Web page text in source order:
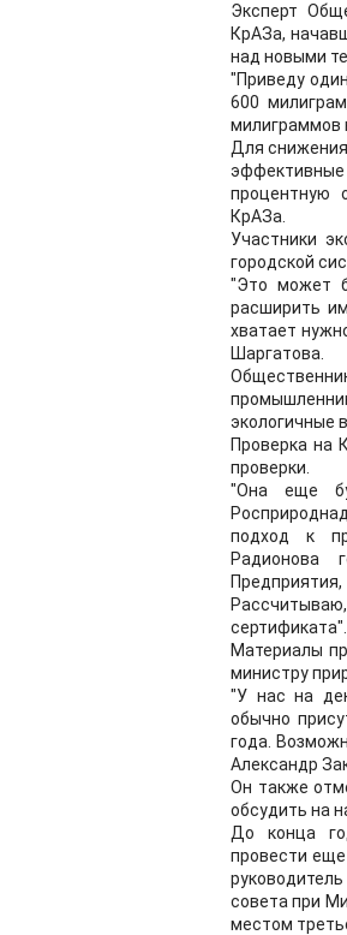
Эксперт
КрАЗа,
над новыми
"Приведу
600
милиграммов
Для
эффективные
процентную
КрАЗа.
Участники
городской
"Это может
расширить
хватает
Шаргатова.
экологичные
Проверка на
проверки.
"Она еще
подход к
Радионова
сертификата".
Материалы
министру
"У нас на
обычно
года.
Александр
Он также
обсудить на
До конца
провести
совета при
местом